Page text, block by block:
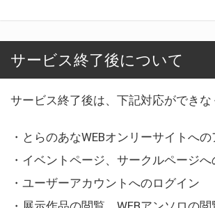
サービス終了後について
サービス終了後は、下記対応ができな
・とらのあなWEBオンリーサイトへの
・イベントページ、サークルページへ
・ユーザーアカウントへのログイン